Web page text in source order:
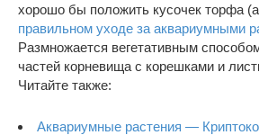
хорошо бы положить кусочек торфа
правильном уходе за аквариумными
Размножается вегетативным
частей корневища с корешками и
Читайте также:
Аквариумные растения —